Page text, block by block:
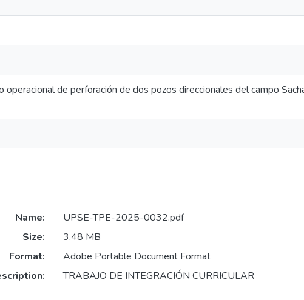
de perforación de dos pozos direccionales del campo
Name:
UPSE-TPE-2025-0032.pdf
Size:
3.48 MB
Format:
Adobe Portable Document Format
TRABAJO DE INTEGRACIÓN CURRICULAR